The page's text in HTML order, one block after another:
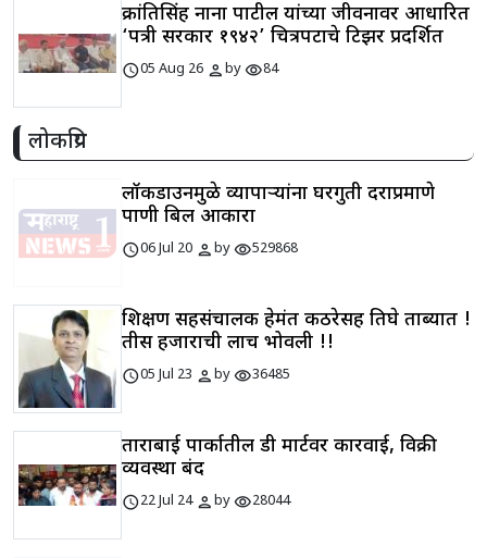
क्रांतिसिंह नाना पाटील यांच्या जीवनावर आधारित
‘पत्री सरकार १९४२’ चित्रपटाचे टिझर प्रदर्शित
schedule05 Aug 26 personbyvisibility84
लोकप्रिय
लॉकडाउनमुळे व्यापाऱ्यांना घरगुती दराप्रमाणे
पाणी बिल आकारा
schedule06 Jul 20 personbyvisibility529868
शिक्षण सहसंचालक हेमंत कठरेसह तिघे ताब्यात !
तीस हजाराची लाच भोवली !!
schedule05 Jul 23 personbyvisibility36485
ताराबाई पार्कातील डी मार्टवर कारवाई, विक्री
व्यवस्था बंद
schedule22 Jul 24 personbyvisibility28044